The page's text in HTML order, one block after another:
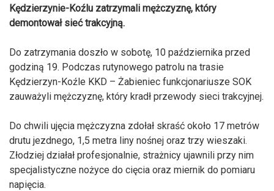
Kędzierzynie-Koźlu zatrzymali mężczyznę, który
demontował sieć trakcyjną.
Do zatrzymania doszło w sobotę, 10 października przed
godziną 19. Podczas rutynowego patrolu na trasie
Kędzierzyn-Koźle KKD – Żabieniec funkcjonariusze SOK
zauważyli mężczyznę, który kradł przewody sieci trakcyjnej.
Do chwili ujęcia mężczyzna zdołał skraść około 17 metrów
drutu jezdnego, 1,5 metra liny nośnej oraz trzy wieszaki.
Złodziej działał profesjonalnie, strażnicy ujawnili przy nim
specjalistyczne nożyce do cięcia oraz miernik do pomiaru
napięcia.